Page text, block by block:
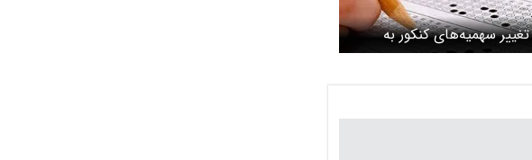
تغییر سهمیه‌های کنکور به
امسال نمی‌رسد / ۶۰ درصد